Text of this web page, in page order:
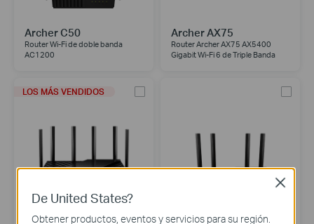
Archer C50
Router Wi-Fi de doble banda
AC1200
Archer AX75
Router Archer AX75 AX5400
Gigabit Wi-Fi 6 de Triple Banda
LOS MÁS VENDIDOS
De United States?
Obtener productos, eventos y servicios para su región.
Close